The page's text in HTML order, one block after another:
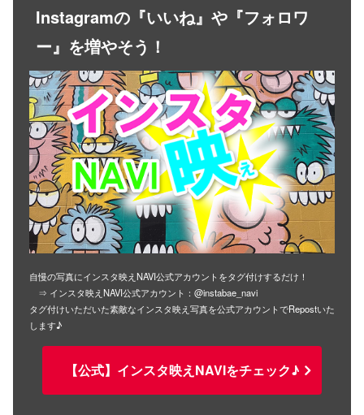
Instagramの『いいね』や『フォロワ
ー』を増やそう！
自慢の写真にインスタ映えNAVI公式アカウントをタグ付けするだけ！
⇒ インスタ映えNAVI公式アカウント：@instabae_navi
タグ付けいただいた素敵なインスタ映え写真を公式アカウントでRepostいた
します♪
【公式】インスタ映えNAVIをチェック♪